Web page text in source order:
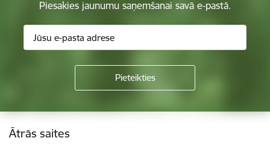
Piesakies jaunumu saņemšanai savā e-pastā.
Kājene
Ātrās saites